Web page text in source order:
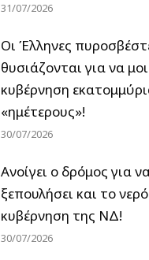
31/07/2026
Οι Έλληνες
θυσιάζονται για να
κυβέρνηση
«ημέτερους»!
30/07/2026
Ανοίγει ο δρόμος για
ξεπουλήσει και το
κυβέρνηση της ΝΔ!
30/07/2026